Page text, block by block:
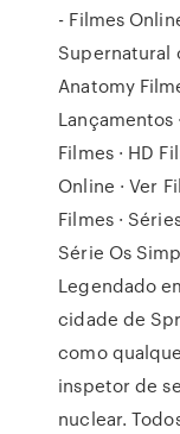
- Filmes
Supernatural
Anatomy
Lançamentos
Filmes · HD
Online · Ver
Filmes ·
Série Os
Legendado
cidade de
como
inspetor de
nuclear.